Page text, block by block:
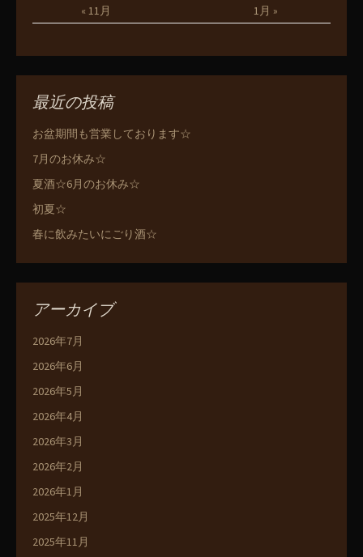
« 11月 1月 »
最近の投稿
お盆期間も営業しております☆
7月のお休み☆
夏酒☆6月のお休み☆
初夏☆
春に飲みたいにごり酒☆
アーカイブ
2026年7月
2026年6月
2026年5月
2026年4月
2026年3月
2026年2月
2026年1月
2025年12月
2025年11月